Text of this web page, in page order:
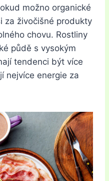
možno organické
za živočišné produkty
chovu. Rostliny
půdě s vysokým
tendenci být více
nejvíce energie za